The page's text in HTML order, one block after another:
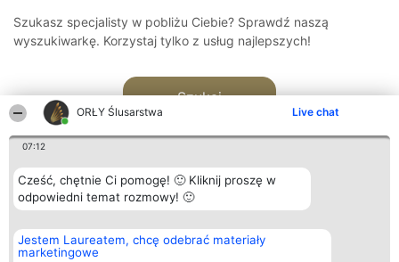
ORŁY Ślusarstwa Live chat
07:12
Cześć, chętnie Ci pomogę! 🙂 Kliknij proszę w
odpowiedni temat rozmowy! 🙂
Jestem Laureatem, chcę odebrać materiały
marketingowe
Szukasz specjalisty w pobliżu Ciebie? Sprawdź naszą
wyszukiwarkę. Korzystaj tylko z usług najlepszych!
Szukaj
Organizator plebiscytu
Bright Side Solutions sp. z o.
o. sp. k.
Plebiscyt
Laureaci
Kontakt
Kontakt